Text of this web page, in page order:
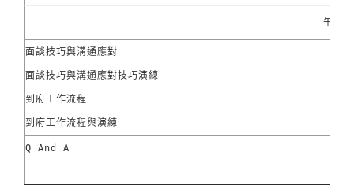
午休
面談技巧與溝通應對
面談技巧與溝通應對技巧演練
到府工作流程
到府工作流程與演練
Q And A